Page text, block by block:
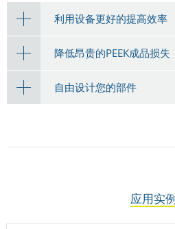
利用设备更好的提高效率
降低昂贵的PEEK成品损失
自由设计您的部件
应用实例